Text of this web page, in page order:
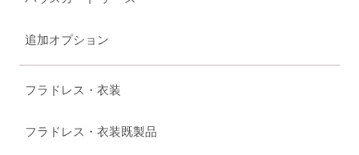
追加オプション
フラドレス・衣装
フラドレス・衣装既製品